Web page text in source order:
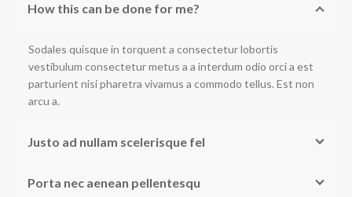
How this can be done for me?
Sodales quisque in torquent a consectetur lobortis
vestibulum consectetur metus a a interdum odio orci a est
parturient nisi pharetra vivamus a commodo tellus. Est non
arcu a.
Justo ad nullam scelerisque fel
Porta nec aenean pellentesqu